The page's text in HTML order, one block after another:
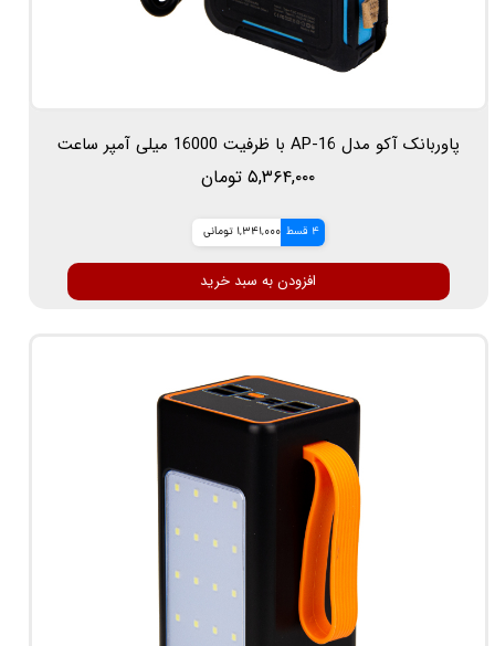
پاوربانک آکو مدل AP-16 با ظرفیت 16000 میلی آمپر ساعت
۵,۳۶۴,۰۰۰ تومان
4 قسط 1,341,000 تومانی
افزودن به سبد خرید